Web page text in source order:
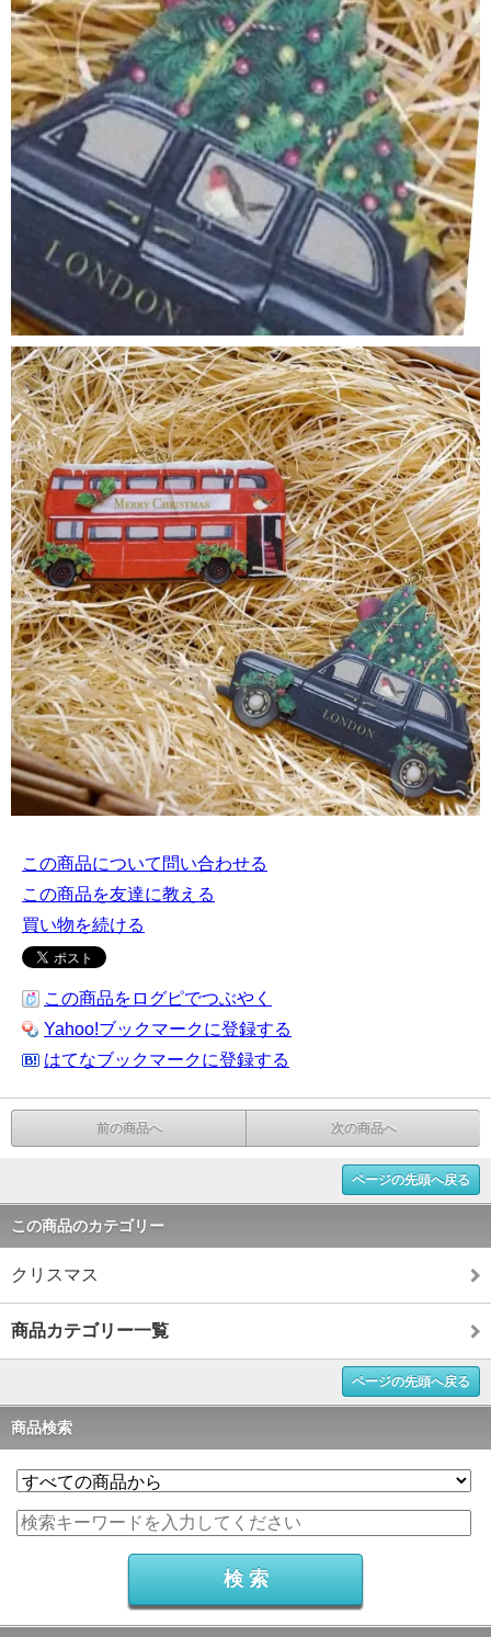
この商品について問い合わせる
この商品を友達に教える
買い物を続ける
この商品をログピでつぶやく
Yahoo!ブックマークに登録する
はてなブックマークに登録する
前の商品へ 次の商品へ
ページの先頭へ戻る
この商品のカテゴリー
クリスマス
商品カテゴリー一覧
ページの先頭へ戻る
商品検索